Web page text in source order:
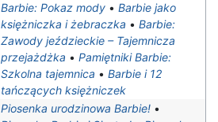
Barbie: Pokaz mody • Barbie jako
księżniczka i żebraczka • Barbie:
Zawody jeździeckie – Tajemnicza
przejażdżka • Pamiętniki Barbie:
Szkolna tajemnica • Barbie i 12
tańczących księżniczek
Piosenka urodzinowa Barbie! •